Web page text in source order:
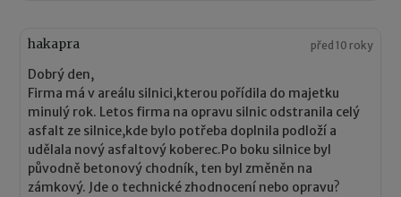
hakapra před 10 roky
Dobrý den,
Firma má v areálu silnici,kterou pořídila do majetku
minulý rok. Letos firma na opravu silnic odstranila celý
asfalt ze silnice,kde bylo potřeba doplnila podloží a
udělala nový asfaltový koberec.Po boku silnice byl
původně betonový chodník, ten byl změněn na
zámkový. Jde o technické zhodnocení nebo opravu?